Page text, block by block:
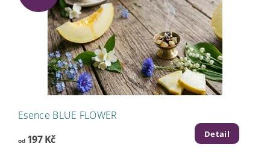
Esence BLUE FLOWER
od197 Kč Detail